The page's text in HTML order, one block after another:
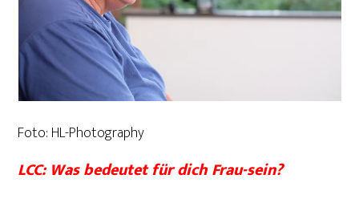
Foto: HL-Photography
LCC: Was bedeutet für dich Frau-sein?